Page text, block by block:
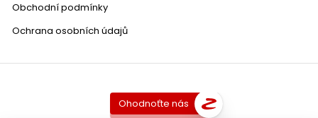
Obchodní podmínky
Ochrana osobních údajů
Ohodnoťte nás